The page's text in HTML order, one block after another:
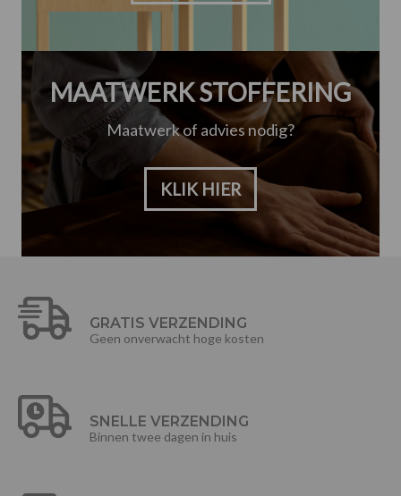
MAATWERK STOFFERING
Maatwerk of advies nodig?
KLIK HIER
GRATIS VERZENDING
Geen onverwacht hoge kosten
SNELLE VERZENDING
Binnen twee dagen in huis